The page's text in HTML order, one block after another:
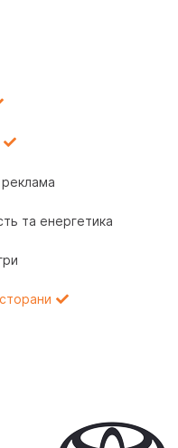
реклама
та енергетика